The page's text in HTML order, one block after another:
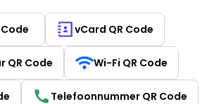
Code vCard QR Code
QR Code Wi-Fi QR Code
Telefoonnummer QR Code